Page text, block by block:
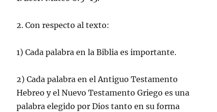
2. Con respecto al texto:
1) Cada palabra en la Biblia es importante.
2) Cada palabra en el Antiguo Testamento
Hebreo y el Nuevo Testamento Griego es una
palabra elegido por Dios tanto en su forma